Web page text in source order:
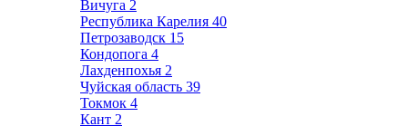
Вичуга 2
Республика Карелия 40
Петрозаводск 15
Кондопога 4
Лахденпохья 2
Чуйская область 39
Токмок 4
Кант 2